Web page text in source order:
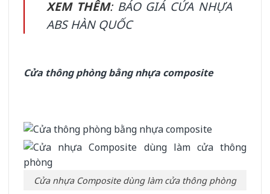
XEM THÊM: BÁO GIÁ CỬA NHỰA
ABS HÀN QUỐC
Cửa thông phòng bằng nhựa composite
Cửa nhựa Composite dùng làm cửa thông phòng